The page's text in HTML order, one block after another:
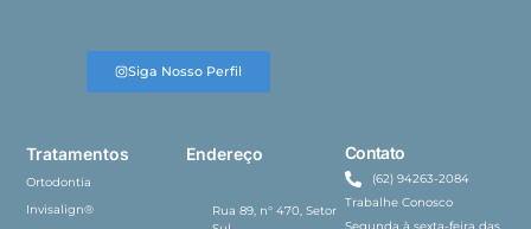
Siga Nosso Perfil
Tratamentos
Ortodontia
Invisalign®
Endereço
Rua 89, n° 470, Setor
Contato
(62) 94263-2084
Trabalhe Conosco